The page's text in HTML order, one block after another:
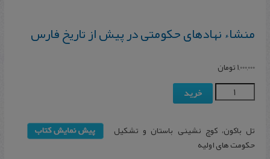
منشاء نهادهای حکومتی در پیش از تاریخ فارس
1,000,000تومان
خرید
تل باکون، کوچ نشینی باستان و تشکیل
حکومت های اولیه